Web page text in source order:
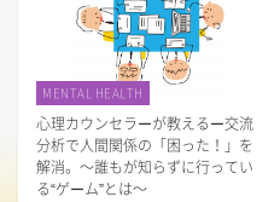
MENTAL HEALTH
心理カウンセラーが教えるー交流
分析で人間関係の「困った！」を
解消。～誰もが知らずに行ってい
る“ゲーム”とは～